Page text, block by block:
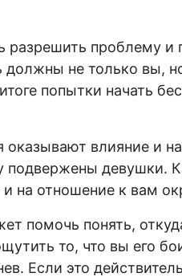
проблему и
не только вы,
попытки начать
оказывают влияние и
подвержены девушки.
и на отношение к вам
помочь понять,
то, что вы его
Если это